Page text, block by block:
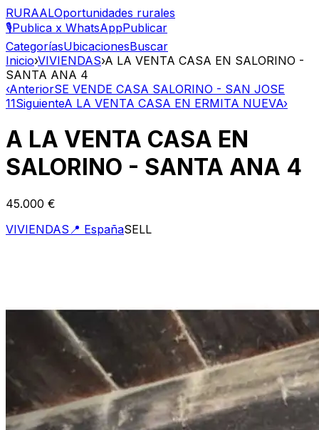
RURAALOportunidades rurales
🎙️Publica x WhatsAppPublicar
CategoríasUbicacionesBuscar
Inicio›VIVIENDAS›A LA VENTA CASA EN SALORINO -
SANTA ANA 4
‹AnteriorSE VENDE CASA SALORINO - SAN JOSE
11SiguienteA LA VENTA CASA EN ERMITA NUEVA›
A LA VENTA CASA EN
SALORINO - SANTA ANA 4
45.000 €
VIVIENDAS 📍 EspañaSELL